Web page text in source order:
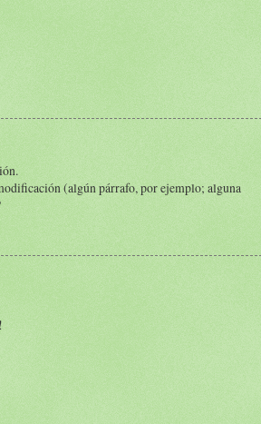
(algún párrafo, por ejemplo; alguna